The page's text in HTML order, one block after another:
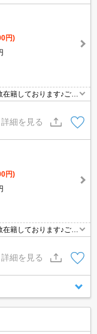
円)
籍しております♪ご要
費用クレジット支払可
一度も来店せずとも
いる物件も全てご紹介
付けください★
詳細を見る
円)
籍しております♪ご要
一度も来店せずとも
いる物件も全てご紹介
付けください★
詳細を見る